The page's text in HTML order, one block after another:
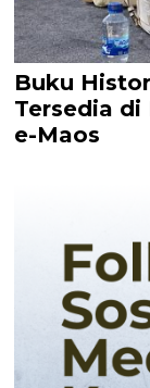
Buku
Tersedia di
e-Maos